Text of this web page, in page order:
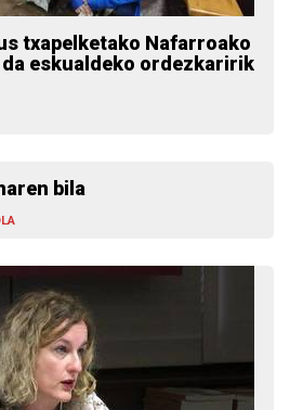
txapelketako Nafarroako
eskualdeko ordezkaririk
Aiztondon, Juakinaren bila